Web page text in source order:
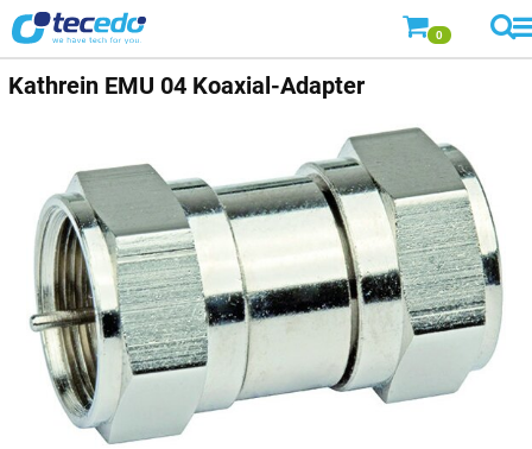
0
Kathrein EMU 04 Koaxial-Adapter